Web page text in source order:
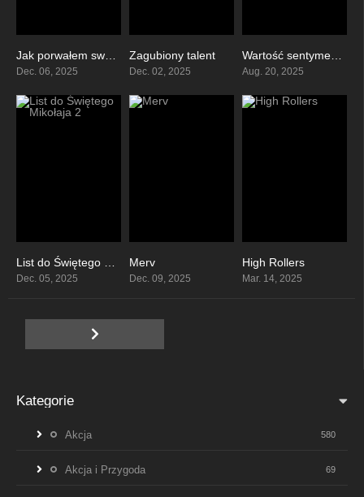
0
Jak porwałem swojego tatę
Dec. 06, 2025
8.1
Zagubiony talent
Dec. 02, 2025
8
Wartość sentymentalna
Aug. 20, 2025
4.5
Dec. 05, 2025
Merv
Dec. 09, 2025
High Rollers
Mar. 14, 2025
Kategorie
Akcja 580
Akcja i Przygoda 69